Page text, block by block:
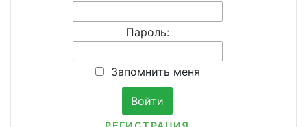
Пароль:
Запомнить меня